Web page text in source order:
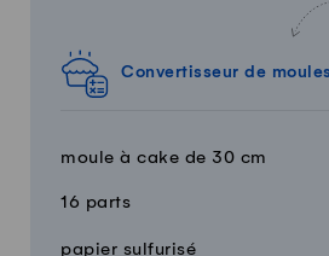
Convertisseur de moules
moule à cake de 30 cm
16 parts
QuantitéIngrédients
papier sulfurisé